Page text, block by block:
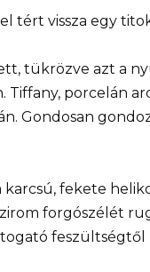
tért vissza egy
tükrözve azt a
porcelán
Gondosan
karcsú, fekete
forgószélét